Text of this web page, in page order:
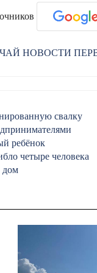
НОВОСТИ
свалку
ребёнок
четыре человека
дом